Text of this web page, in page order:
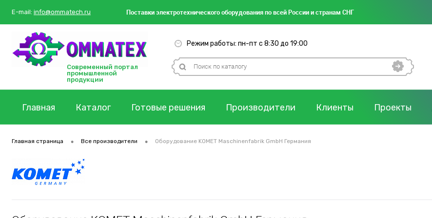
E-mail: info@ommatech.ru Поставкиэлектротехнического оборудования по всей России и странам СНГ
Современный портал
промышленной
продукции
Режим работы: пн-пт с 8:30 до 19:00
Главная Каталог Готовые решения Производители Клиенты Проекты
Главная страница • Все производители • Оборудование KOMET Maschinenfabrik GmbH Германия